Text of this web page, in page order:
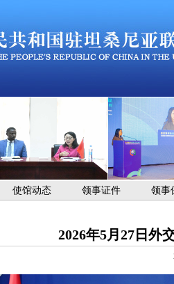
使馆动态 领事证件 领事
2026年5月27日外